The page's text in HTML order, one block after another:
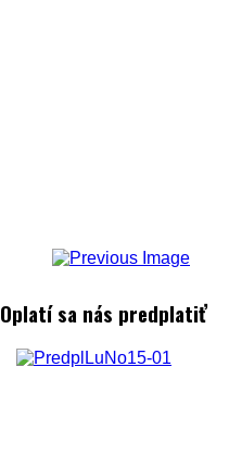
Oplatí sa nás predplatiť